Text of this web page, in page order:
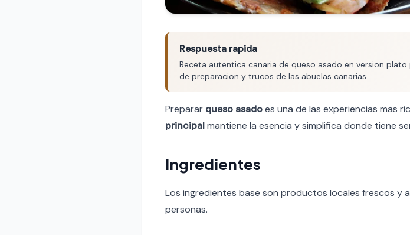
Respuesta rapida
Receta autentica canaria de queso asado en version
de preparacion y trucos de las abuelas canarias.
Preparar queso asadoes una de las experiencias mas
principalmantiene la esencia y simplifica donde tiene
Ingredientes
Los ingredientes base son productos locales frescos y
personas.